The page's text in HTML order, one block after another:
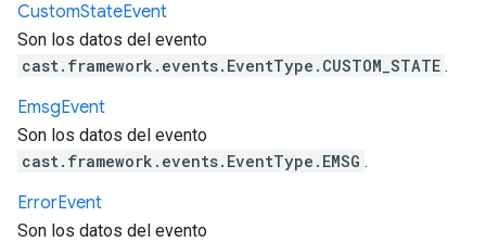
CustomStateEvent
Son los datos del evento
cast.framework.events.EventType.CUSTOM_STATE .
EmsgEvent
Son los datos del evento
cast.framework.events.EventType.EMSG .
ErrorEvent
Son los datos del evento